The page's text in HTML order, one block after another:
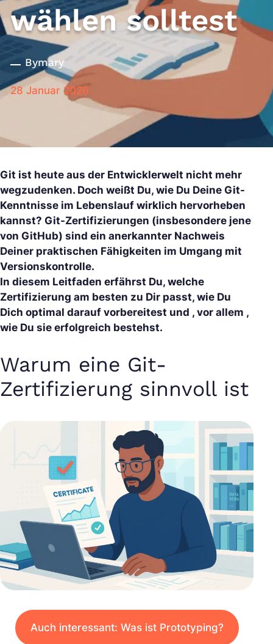
wählen solltest
Bymary
28 Januar 2026
Git ist heute aus der Entwicklerwelt nicht mehr
wegzudenken. Doch weißt Du, wie Du Deine Git-
Kenntnisse im Lebenslauf wirklich hervorheben
kannst? Git-Zertifizierungen (insbesondere jene
von GitHub) sind ein anerkannter Nachweis
Deiner praktischen Fähigkeiten im Umgang mit
Versionskontrolle.
In diesem Leitfaden erfährst Du, welche
Zertifizierung am besten zu Dir passt, wie Du
Dich optimal darauf vorbereitest und , vor allem ,
wie Du sie erfolgreich bestehst.
Warum eine Git-
Zertifizierung sinnvoll ist
Auch interessant: Was ist Prototyping?